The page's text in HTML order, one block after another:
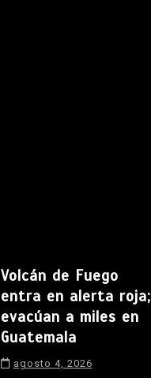
Volcán de Fuego
entra en alerta roja;
evacúan a miles en
Guatemala
agosto 4, 2026